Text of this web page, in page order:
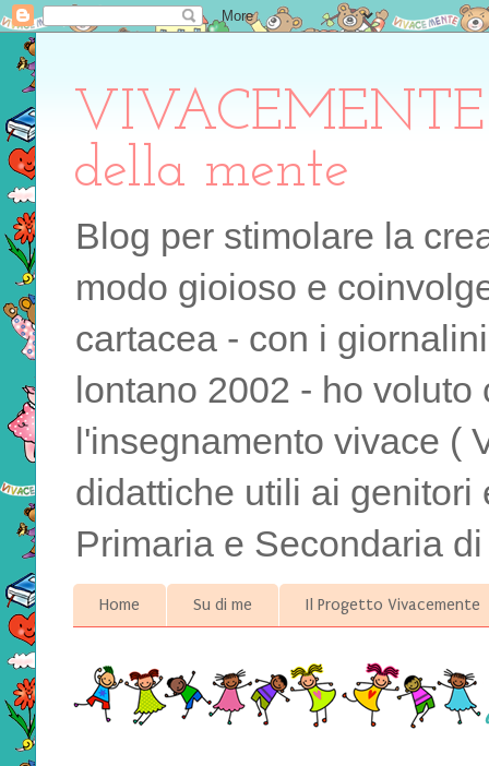
della mente
Blog per stimolare la
modo gioioso e
cartacea - con i
lontano 2002 - ho
l'insegnamento vivace (
didattiche utili ai
Primaria e Secondaria
Home Su di me Il Progetto Vivacemente